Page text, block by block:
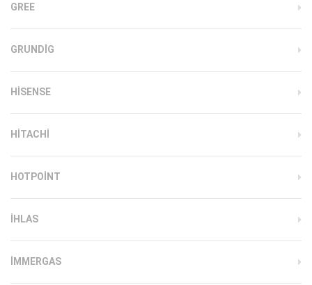
GREE
GRUNDIG
HISENSE
HITACHI
HOTPOINT
IHLAS
İMMERGAS